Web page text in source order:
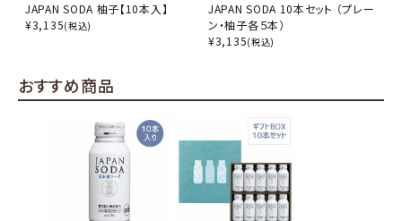
JAPAN SODA 柚子【10本入】
¥3,135(税込)
JAPAN SODA 10本セット （プレー
ン・柚子各５本）
¥3,135(税込)
おすすめ商品